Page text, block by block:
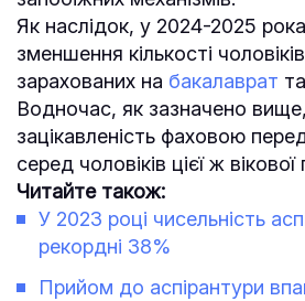
Як наслідок, у 2024-2025
зменшення кількості
зарахованих на бакалаврат
Водночас, як зазначено
зацікавленість фаховою
серед чоловіків цієї ж вікової
Читайте також:
У 2023 році чисельність
рекордні 38%
Прийом до аспірантури